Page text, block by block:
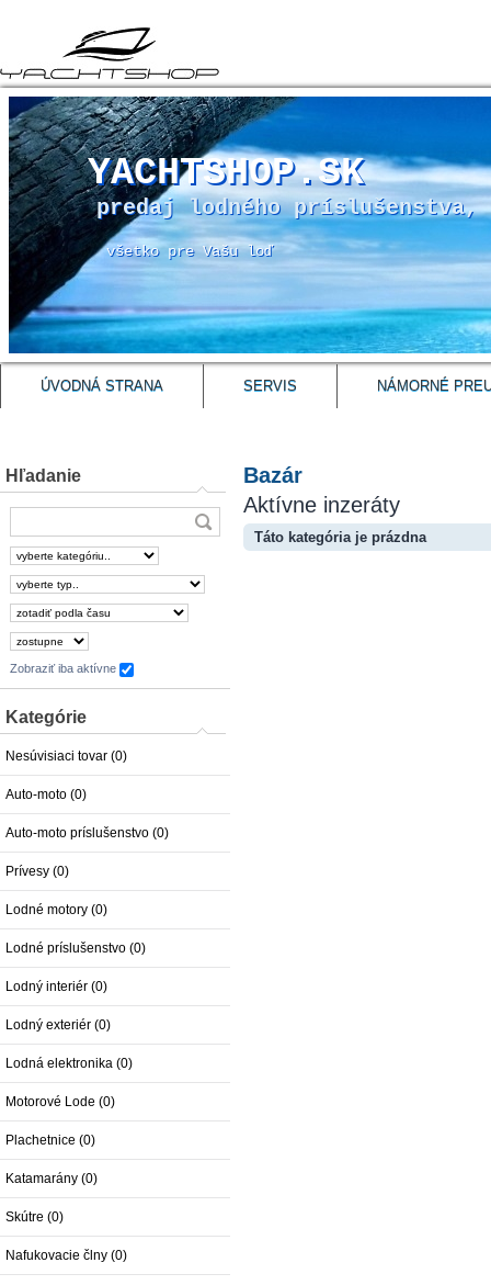
YACHTSHOP.SK
predaj lodného príslušenstva,
všetko pre Vašu loď
ÚVODNÁ STRANA SERVIS NÁMORNÉ
Hľadanie
Zobraziť iba aktívne
Kategórie
Nesúvisiaci tovar (0)
Auto-moto (0)
Auto-moto príslušenstvo (0)
Prívesy (0)
Lodné motory (0)
Lodné príslušenstvo (0)
Lodný interiér (0)
Lodný exteriér (0)
Lodná elektronika (0)
Motorové Lode (0)
Plachetnice (0)
Katamarány (0)
Skútre (0)
Nafukovacie člny (0)
Bazár
Aktívne inzeráty
Táto kategória je prázdna